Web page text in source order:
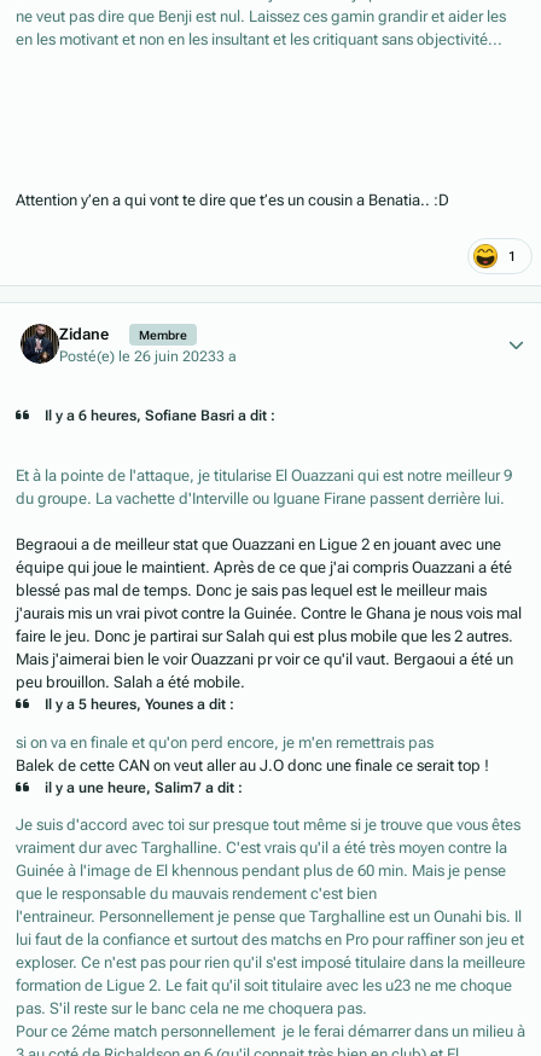
ne veut pas dire que Benji est nul. Laissez ces gamin grandir et aider les
en les motivant et non en les insultant et les critiquant sans objectivité...
Attention y’en a qui vont te dire que t’es un cousin a Benatia.. :D
1
Zidane Membre
Posté(e) le 26 juin 20233 a
Il y a 6 heures, Sofiane Basri a dit :
Et à la pointe de l'attaque, je titularise El Ouazzani qui est notre meilleur 9
du groupe. La vachette d'Interville ou Iguane Firane passent derrière lui.
Begraoui a de meilleur stat que Ouazzani en Ligue 2 en jouant avec une
équipe qui joue le maintient. Après de ce que j'ai compris Ouazzani a été
blessé pas mal de temps. Donc je sais pas lequel est le meilleur mais
j'aurais mis un vrai pivot contre la Guinée. Contre le Ghana je nous vois mal
faire le jeu. Donc je partirai sur Salah qui est plus mobile que les 2 autres.
Mais j'aimerai bien le voir Ouazzani pr voir ce qu'il vaut. Bergaoui a été un
peu brouillon. Salah a été mobile.
Il y a 5 heures, Younes a dit :
si on va en finale et qu'on perd encore, je m'en remettrais pas
Balek de cette CAN on veut aller au J.O donc une finale ce serait top !
il y a une heure, Salim7 a dit :
Je suis d'accord avec toi sur presque tout même si je trouve que vous êtes
vraiment dur avec Targhalline. C'est vrais qu'il a été très moyen contre la
Guinée à l'image de El khennous pendant plus de 60 min. Mais je pense
que le responsable du mauvais rendement c'est bien
l'entraineur. Personnellement je pense que Targhalline est un Ounahi bis. Il
lui faut de la confiance et surtout des matchs en Pro pour raffiner son jeu et
exploser. Ce n'est pas pour rien qu'il s'est imposé titulaire dans la meilleure
formation de Ligue 2. Le fait qu'il soit titulaire avec les u23 ne me choque
pas. S'il reste sur le banc cela ne me choquera pas.
Pour ce 2éme match personnellement je le ferai démarrer dans un milieu à